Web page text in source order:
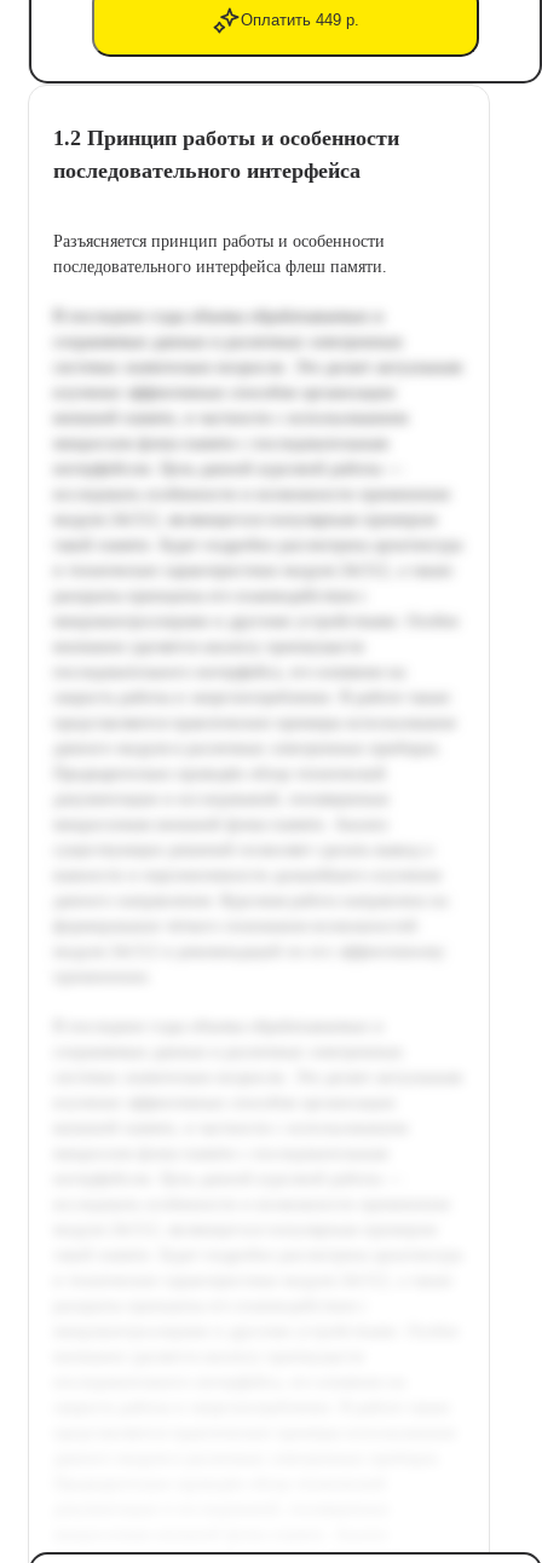
Оплатить 449 р.
1.2 Принцип работы и особенности
последовательного интерфейса
Разъясняется принцип работы и особенности
последовательного интерфейса флеш памяти.